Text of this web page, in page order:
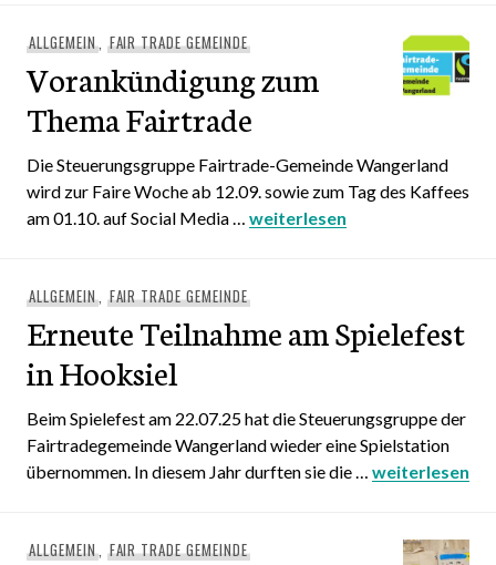
ALLGEMEIN, FAIR TRADE GEMEINDE
Vorankündigung zum
Thema Fairtrade
Die Steuerungsgruppe Fairtrade-Gemeinde Wangerland
wird zur Faire Woche ab 12.09. sowie zum Tag des Kaffees
am 01.10. auf Social Media … Vorankündigung zum Thema
weiterlesen
ALLGEMEIN, FAIR TRADE GEMEINDE
Erneute Teilnahme am Spielefest
in Hooksiel
Beim Spielefest am 22.07.25 hat die Steuerungsgruppe der
Fairtradegemeinde Wangerland wieder eine Spielstation
übernommen. In diesem Jahr durften sie die … Erneute
weiterlesen
ALLGEMEIN, FAIR TRADE GEMEINDE